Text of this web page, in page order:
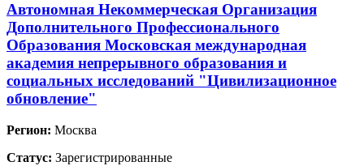
Автономная Некоммерческая Организация
Дополнительного Профессионального
Образования Московская международная
академия непрерывного образования и
социальных исследований "Цивилизационное
обновление"
Регион: Москва
Статус: Зарегистрированные